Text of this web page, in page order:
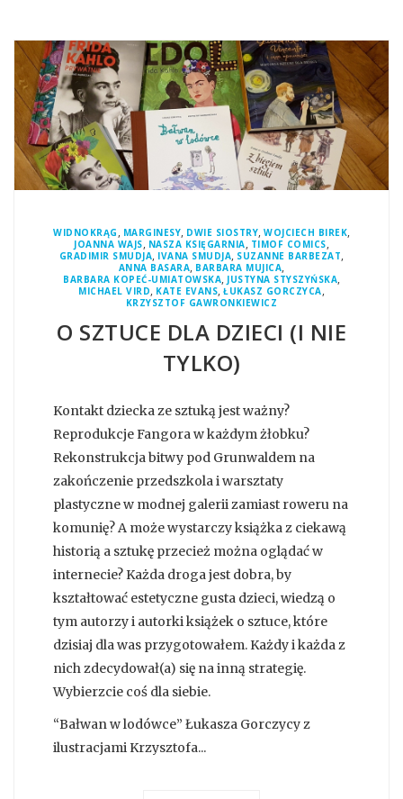
WIDNOKRĄG , MARGINESY, DWIE SIOSTRY, WOJCIECH BIREK,
JOANNA WAJS, NASZA KSIĘGARNIA, TIMOF COMICS,
GRADIMIR SMUDJA, IVANA SMUDJA, SUZANNE BARBEZAT,
ANNA BASARA, BARBARA MUJICA,
BARBARA KOPEĆ-UMIATOWSKA, JUSTYNA STYSZYŃSKA,
MICHAEL VIRD, KATE EVANS,ŁUKASZ GORCZYCA,
KRZYSZTOF GAWRONKIEWICZ
O SZTUCE DLA DZIECI (I NIE
TYLKO)
Kontakt dziecka ze sztuką jest ważny?
Reprodukcje Fangora w każdym żłobku?
Rekonstrukcja bitwy pod Grunwaldem na
zakończenie przedszkola i warsztaty
plastyczne w modnej galerii zamiast roweru na
komunię? A może wystarczy książka z ciekawą
historią a sztukę przecież można oglądać w
internecie? Każda droga jest dobra, by
kształtować estetyczne gusta dzieci, wiedzą o
tym autorzy i autorki książek o sztuce, które
dzisiaj dla was przygotowałem. Każdy i każda z
nich zdecydował(a) się na inną strategię.
Wybierzcie coś dla siebie.
“Bałwan w lodówce” Łukasza Gorczycy z
ilustracjami Krzysztofa...